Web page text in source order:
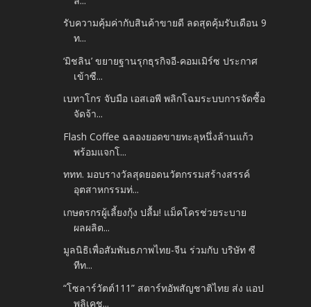
รับความคุ้มค่ากับสินค้าขายดี ลดสุดคุ้มรับเดือน 9
ท...
‘มิชลิน’ ขยายฐานรุกธุรกิจอี-คอมเมิร์ซ ประกาศ
เข้าซื...
เบทาโกร จับมือ เอสเอพี พลิกโฉมระบบการจัดซื้อ
จัดจ้า...
Flash Coffee ฉลองยอดขายทะลุหนึ่งล้านแก้ว
พร้อมแจกโ...
ททท. มอบรางวัลสุดยอดนวัตกรรมสร้างสรรค์
อุตสาหกรรมท่...
เกษตรกรผู้เลี้ยงกุ้ง ปลื้ม! แม็คโครช่วยระบาย
ผลผลิต...
มูลนิธิเพื่อสัมพันธภาพไทย-จีน ร่วมกับ บริษัท ซี
ทีท...
“โซลาร์วัตต์111” สตาร์ทอัพสัญชาติไทย ส่ง แอป
พลิเคช...